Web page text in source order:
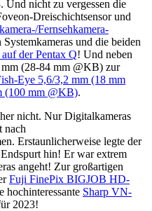
Und nicht zu vergessen die
Dreischichtsensor und
Fernsehkamera-
und die beiden
der Pentax Q! Und neben
(28-84 mm @KB) zur
Eye 5,6/3,2 mm (18 mm
(100 mm @KB).
nicht. Nur Digitalkameras
nach
Erstaunlicherweise legte der
hin! Er war extrem
angeht! Zur großartigen
Fuji FinePix BIGJOB HD-
hochinteressante Sharp VN-
2023!